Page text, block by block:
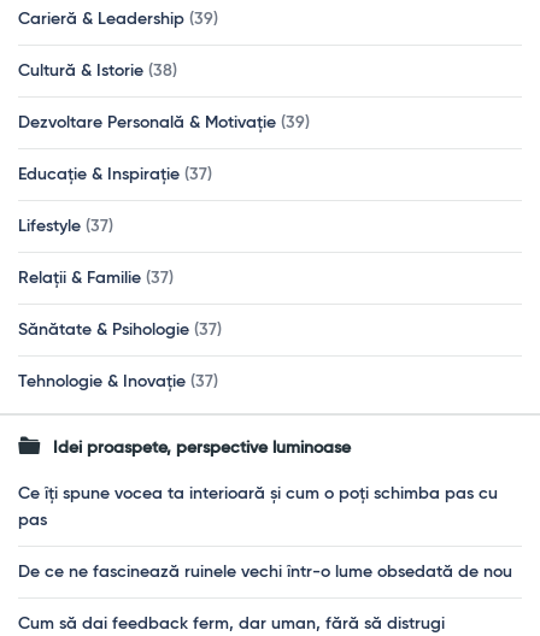
Carieră & Leadership (39)
Cultură & Istorie (38)
Dezvoltare Personală & Motivație (39)
Educație & Inspirație (37)
Lifestyle (37)
Relații & Familie (37)
Sănătate & Psihologie (37)
Tehnologie & Inovație (37)
Idei proaspete, perspective luminoase
Ce îți spune vocea ta interioară și cum o poți schimba pas cu
pas
De ce ne fascinează ruinele vechi într-o lume obsedată de nou
Cum să dai feedback ferm, dar uman, fără să distrugi